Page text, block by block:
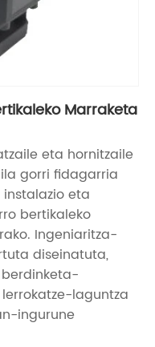
Marraketa
eta hornitzaile
gorri fidagarria
instalazio eta
bertikaleko
Ingeniaritza-
diseinatuta,
laguntza
ingurune